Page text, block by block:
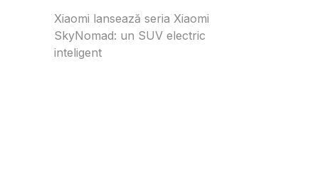
Xiaomi lansează seria Xiaomi
SkyNomad: un SUV electric
inteligent